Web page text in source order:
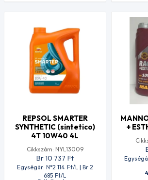
REPSOL SMARTER
SYNTHETIC (sintetico)
4T 10W40 4L
Cikkszám: NYL13009
Br 10 737 Ft
Egységár: N°2 114 Ft/L | Br 2
685 Ft/L
+